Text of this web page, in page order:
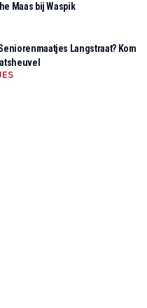
Maas bij Waspik
Langstraat? Kom